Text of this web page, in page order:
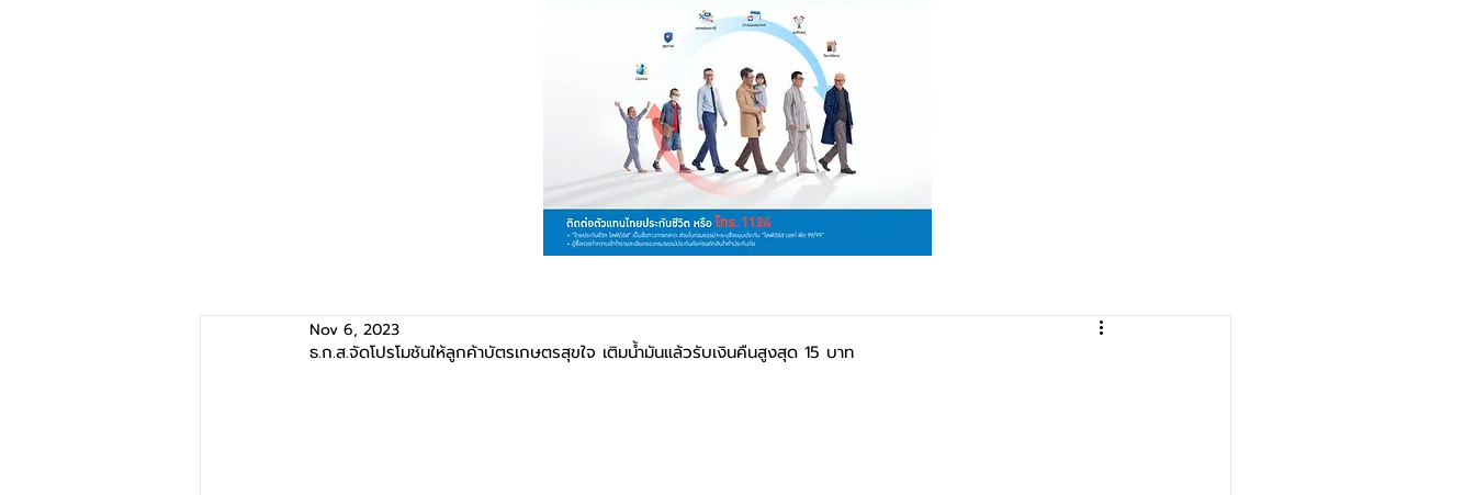
ธ.ก.ส.จัดโปรโมชันให้ลูกค้าบัตรเกษตรสุขใจ เติมน้ำมันแล้วรับเงินคืนสูงสุด 15 บาท
Nov 6, 2023